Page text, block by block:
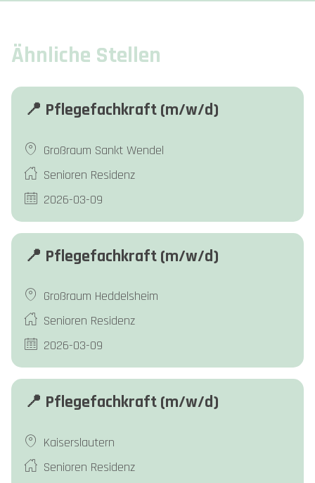
Ähnliche Stellen
📍 Pflegefachkraft (m/w/d)
Großraum Sankt Wendel
Senioren Residenz
2026-03-09
📍 Pflegefachkraft (m/w/d)
Großraum Heddelsheim
Senioren Residenz
2026-03-09
📍 Pflegefachkraft (m/w/d)
Kaiserslautern
Senioren Residenz